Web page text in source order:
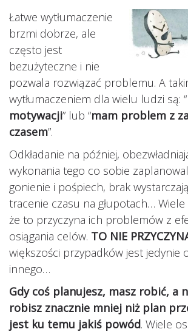
Łatwe wytłumaczenie
brzmi dobrze, ale
często jest
bezużyteczne i nie
pozwala rozwiązać problemu. A
wytłumaczeniem dla wielu ludzi są: “
motywacji” lub “mam problem z
czasem”.
Odkładanie na później,
wykonania tego co sobie
gonienie i pośpiech, brak
tracenie czasu na głupotach…
że to przyczyna ich problemów z
osiągania celów. TO NIE
większości przypadków jest jedynie
innego…
Gdy coś planujesz, masz robić, a
robisz znacznie mniej niż plan
jest ku temu jakiś powód. Wiele